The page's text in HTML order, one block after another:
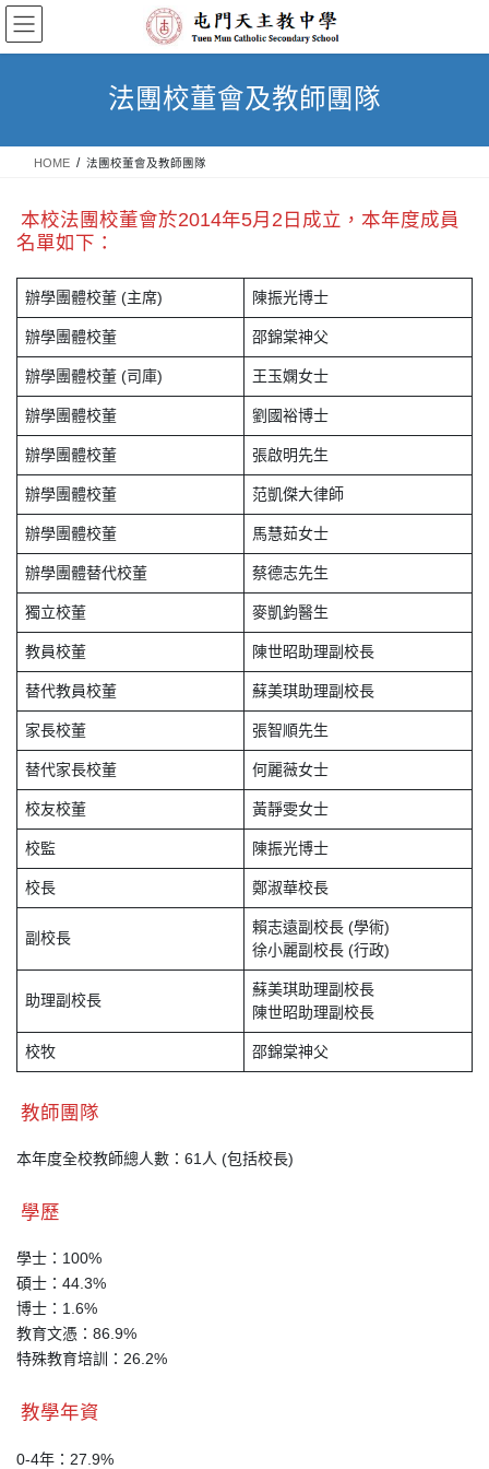
Skip
the
Skip
the
法團校董會及教師團隊
HOME 法團校董會及教師團隊
本校法團校董會於2014年5月2日成立，本年度成員
名單如下：
辦學團體校董 (主席) 陳振光博士
辦學團體校董 邵錦棠神父
辦學團體校董 (司庫) 王玉嫻女士
辦學團體校董 劉國裕博士
辦學團體校董 張啟明先生
辦學團體校董 范凱傑大律師
辦學團體校董 馬慧茹女士
辦學團體替代校董 蔡德志先生
獨立校董 麥凱鈞醫生
教員校董 陳世昭助理副校長
替代教員校董 蘇美琪助理副校長
家長校董 張智順先生
替代家長校董 何麗薇女士
校友校董 黃靜雯女士
校監 陳振光博士
校長 鄭淑華校長
副校長
賴志遠副校長 (學術)
徐小麗副校長 (行政)
助理副校長
蘇美琪助理副校長
陳世昭助理副校長
校牧 邵錦棠神父
教師團隊
本年度全校教師總人數：61人 (包括校長)
學歷
學士：100%
碩士：44.3%
博士：1.6%
教育文憑：86.9%
特殊教育培訓：26.2%
教學年資
0-4年：27.9%